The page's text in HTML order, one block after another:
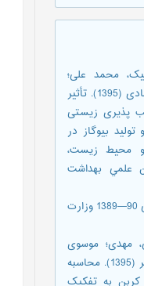
محمد علی؛
خجسته پور، مهدی؛ ابراهیمی، سید‌هادی (1395). تأثیر
پذیری زیستی
بیوگاز در
محيط زیست،
علمي بهداشت
بی نام، آمارنامه کشاورزی سال زراعی 90—1389 وزارت
مهدی؛ موسوی
جهرمی، یگانه؛ خسروی نژاد، علی اکبر (1395). محاسبه
به تفکیک